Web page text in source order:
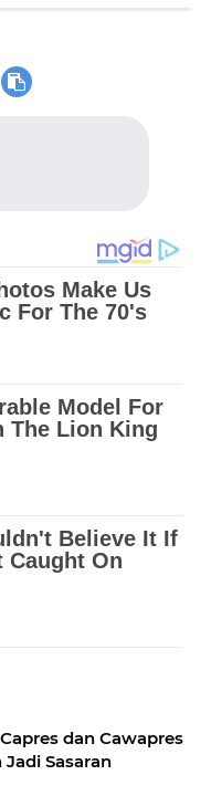
dan Cawapres
Sasaran